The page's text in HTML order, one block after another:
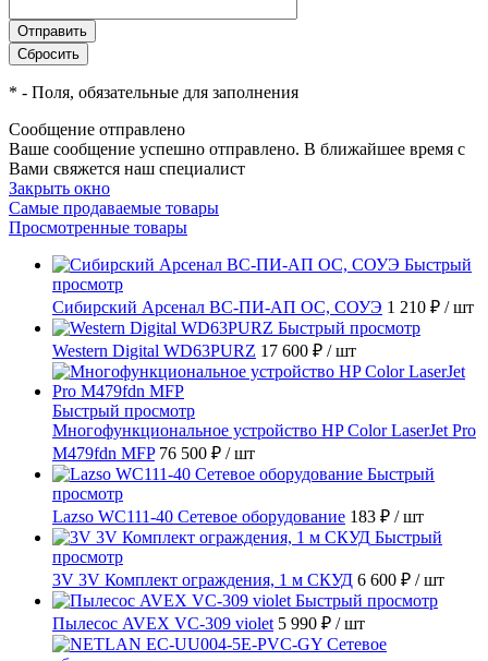
* - Поля, обязательные для заполнения
Сообщение отправлено
Ваше сообщение успешно отправлено. В ближайшее время с
Вами свяжется наш специалист
Закрыть окно
Самые продаваемые товары
Просмотренные товары
Быстрый
просмотр
Сибирский Арсенал ВС-ПИ-АП ОС, СОУЭ 1 210 ₽ / шт
Быстрый просмотр
Western Digital WD63PURZ 17 600 ₽ / шт
Быстрый просмотр
Многофункциональное устройство HP Color LaserJet Pro
M479fdn MFP 76 500 ₽ / шт
Быстрый
просмотр
Lazso WC111-40 Сетевое оборудование 183 ₽ / шт
Быстрый
просмотр
3V 3V Комплект ограждения, 1 м СКУД 6 600 ₽ / шт
Быстрый просмотр
Пылесос AVEX VC-309 violet 5 990 ₽ / шт